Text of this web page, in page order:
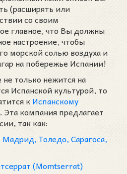
(расширять или
со своим
главное, что Вы должны
настроение, чтобы
морской солью воздуха и
на побережье Испании!
только нежится на
Испанской культурой, то
кИспанскому
. Эта компания предлагает
так как:
Толедо, Сарагоса,
(Momtserrat)